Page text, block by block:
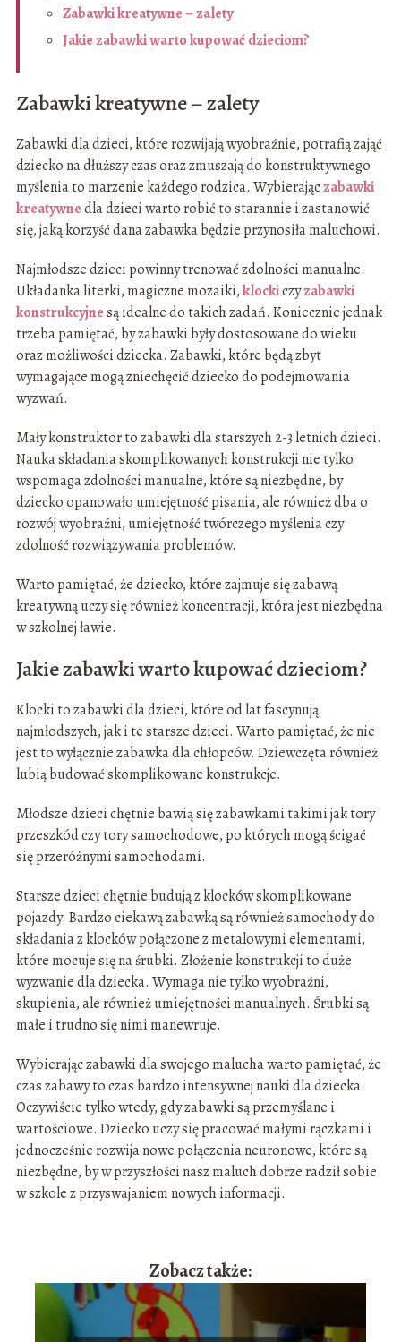
Zabawki kreatywne – zalety
Jakie zabawki warto kupować dzieciom?
Zabawki kreatywne – zalety
Zabawki dla dzieci, które rozwijają wyobraźnie, potrafią zająć
dziecko na dłuższy czas oraz zmuszają do konstruktywnego
myślenia to marzenie każdego rodzica. Wybierajączabawki
kreatywnedla dzieci warto robić to starannie i zastanowić
się, jaką korzyść dana zabawka będzie przynosiła maluchowi.
Najmłodsze dzieci powinny trenować zdolności manualne.
Układanka literki, magiczne mozaiki,klockiczyzabawki
konstrukcyjnesą idealne do takich zadań. Koniecznie jednak
trzeba pamiętać, by zabawki były dostosowane do wieku
oraz możliwości dziecka. Zabawki, które będą zbyt
wymagające mogą zniechęcić dziecko do podejmowania
wyzwań.
Mały konstruktor to zabawki dla starszych 2-3 letnich dzieci.
Nauka składania skomplikowanych konstrukcji nie tylko
wspomaga zdolności manualne, które są niezbędne, by
dziecko opanowało umiejętność pisania, ale również dba o
rozwój wyobraźni, umiejętność twórczego myślenia czy
zdolność rozwiązywania problemów.
Warto pamiętać, że dziecko, które zajmuje się zabawą
kreatywną uczy się również koncentracji, która jest niezbędna
w szkolnej ławie.
Jakie zabawki warto kupować dzieciom?
Klocki to zabawki dla dzieci, które od lat fascynują
najmłodszych, jak i te starsze dzieci. Warto pamiętać, że nie
jest to wyłącznie zabawka dla chłopców. Dziewczęta również
lubią budować skomplikowane konstrukcje.
Młodsze dzieci chętnie bawią się zabawkami takimi jak tory
przeszkód czy tory samochodowe, po których mogą ścigać
się przeróżnymi samochodami.
Starsze dzieci chętnie budują z klocków skomplikowane
pojazdy. Bardzo ciekawą zabawką są również samochody do
składania z klocków połączone z metalowymi elementami,
które mocuje się na śrubki. Złożenie konstrukcji to duże
wyzwanie dla dziecka. Wymaga nie tylko wyobraźni,
skupienia, ale również umiejętności manualnych. Śrubki są
małe i trudno się nimi manewruje.
Wybierając zabawki dla swojego malucha warto pamiętać, że
czas zabawy to czas bardzo intensywnej nauki dla dziecka.
Oczywiście tylko wtedy, gdy zabawki są przemyślane i
wartościowe. Dziecko uczy się pracować małymi rączkami i
jednocześnie rozwija nowe połączenia neuronowe, które są
niezbędne, by w przyszłości nasz maluch dobrze radził sobie
w szkole z przyswajaniem nowych informacji.
Zobacz także: